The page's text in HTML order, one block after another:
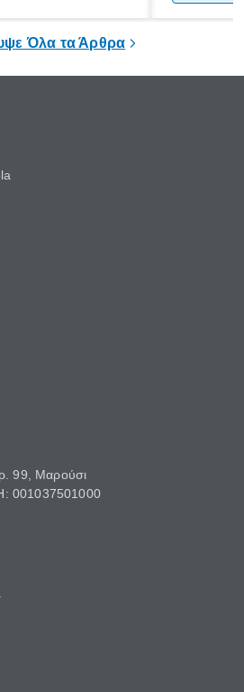
Όλα τα Άρθρα
99, Μαρούσι
001037501000